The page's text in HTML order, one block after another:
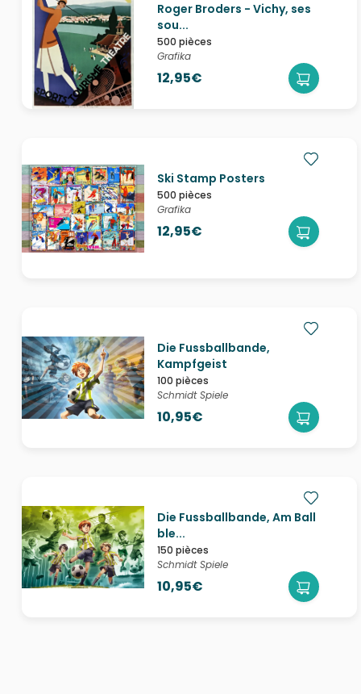
Roger Broders - Vichy, ses
sou...
500 pièces
Grafika
12,95€
Ski Stamp Posters
500 pièces
Grafika
12,95€
Die Fussballbande,
Kampfgeist
100 pièces
Schmidt Spiele
10,95€
Die Fussballbande, Am Ball
ble...
150 pièces
Schmidt Spiele
10,95€